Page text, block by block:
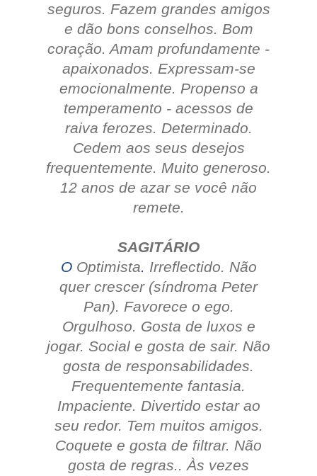
seguros. Fazem grandes amigos
e dão bons conselhos. Bom
coração. Amam profundamente -
apaixonados. Expressam-se
emocionalmente. Propenso a
temperamento - acessos de
raiva ferozes. Determinado.
Cedem aos seus desejos
frequentemente. Muito generoso.
12 anos de azar se você não
remete.
SAGITÁRIO
OOptimista. Irreflectido. Não
quer crescer (síndroma Peter
Pan). Favorece o ego.
Orgulhoso. Gosta de luxos e
jogar. Social e gosta de sair. Não
gosta de responsabilidades.
Frequentemente fantasia.
Impaciente. Divertido estar ao
seu redor. Tem muitos amigos.
Coquete e gosta de filtrar. Não
gosta de regras.. Às vezes